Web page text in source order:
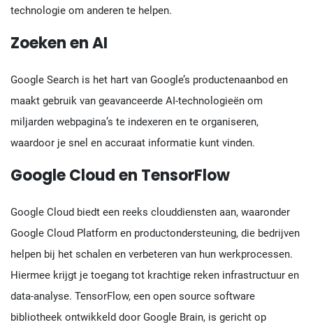
technologie om anderen te helpen.
Zoeken en AI
Google Search is het hart van Google’s productenaanbod en
maakt gebruik van geavanceerde AI-technologieën om
miljarden webpagina’s te indexeren en te organiseren,
waardoor je snel en accuraat informatie kunt vinden.
Google Cloud en TensorFlow
Google Cloud biedt een reeks clouddiensten aan, waaronder
Google Cloud Platform en productondersteuning, die bedrijven
helpen bij het schalen en verbeteren van hun werkprocessen.
Hiermee krijgt je toegang tot krachtige reken infrastructuur en
data-analyse. TensorFlow, een open source software
bibliotheek ontwikkeld door Google Brain, is gericht op